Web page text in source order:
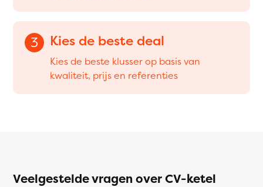
3 Kies de beste deal
Kies de beste klusser op basis van
kwaliteit, prijs en referenties
Veelgestelde vragen over CV-ketel